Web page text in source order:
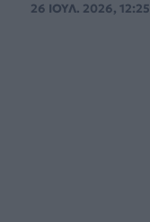
26 ΙΟΥΛ. 2026, 12:25